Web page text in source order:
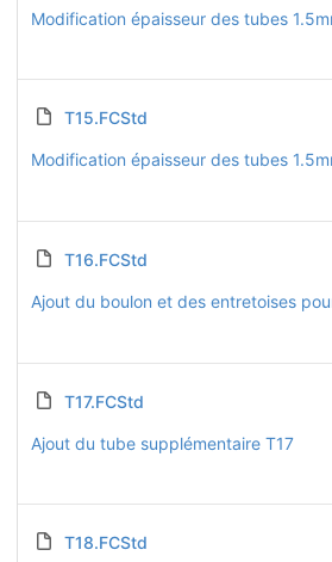
Modification épaisseur des tubes
T15.FCStd
Modification épaisseur des tubes
T16.FCStd
T17.FCStd
Ajout du tube supplémentaire T17
T18.FCStd